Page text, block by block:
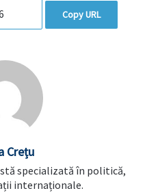
Copy URL
Crețu
specializată în politică,
internaționale.